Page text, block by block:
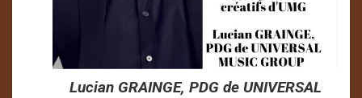
Lucian GRAINGE, PDG de UNIVERSAL